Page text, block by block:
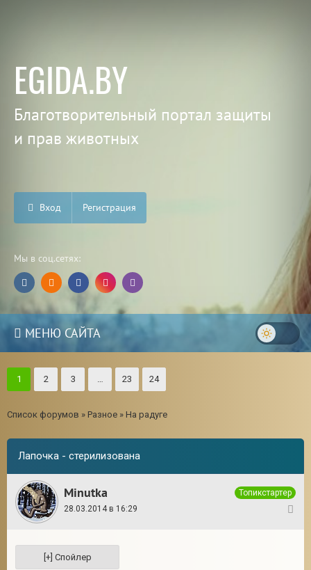
EGIDA.BY
Благотворительный портал защиты
и прав животных
Вход Регистрация
Мы в соц.сетях:
МЕНЮ САЙТА
1 2 3 … 23 24
Список форумов » Разное » На радуге
Лапочка - стерилизована
Minutka
Топикстартер
28.03.2014 в 16:29